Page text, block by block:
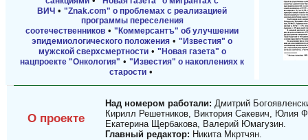
ВИЧ • "Znak.com" о проблемах с реализацией
программы переселения
соотечественников • "Коммерсантъ" об улучшении
эпидемиологического положения • "Известия" о
мужской сверхсмертности• "Новая газета" о
нацпроекте "Онкология" • "Известия" о накоплениях к
старости•
О проекте
Над номером работали: Дмитрий
Кирилл Решетников, Виктория Сакевич, Юлия
Екатерина Щербакова, Валерий Юмагузин.
Главный редактор: Никита Мкртчян.